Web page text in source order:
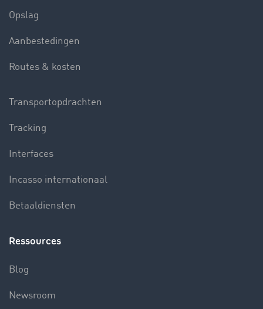
Opslag
Aanbestedingen
Routes & kosten
Transportopdrachten
Tracking
Interfaces
Incasso internationaal
Betaaldiensten
Ressources
Blog
Newsroom